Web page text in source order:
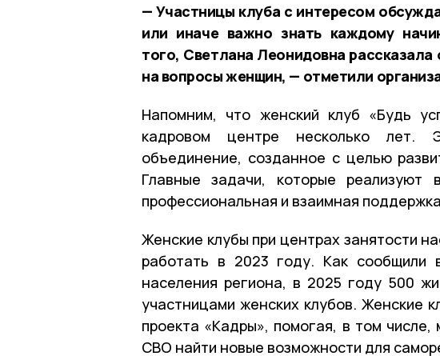
— Участницы клуба с интересом
или иначе важно знать каждому
того, Светлана Леонидовна
на вопросы женщин, — отметили
Напомним, что женский клуб «Будь
кадровом центре несколько лет.
объединение, созданное с целью
Главные задачи, которые реализуют
профессиональная и взаимная
Женские клубы при центрах занятости
работать в 2023 году. Как сообщили
населения региона, в 2025 году 500
участницами женских клубов. Женские
проекта «Кадры», помогая, в том
СВО найти новые возможности для